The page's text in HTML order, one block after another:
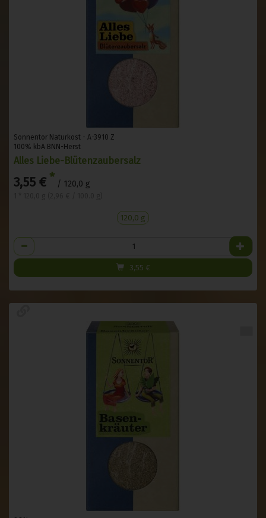
Sonnentor Naturkost - A-3910 Z
100% kbA BNN-Herst
Alles Liebe-Blütenzaubersalz
3,55 € * / 120,0 g
120,0 g
Anzahl
3,55 €